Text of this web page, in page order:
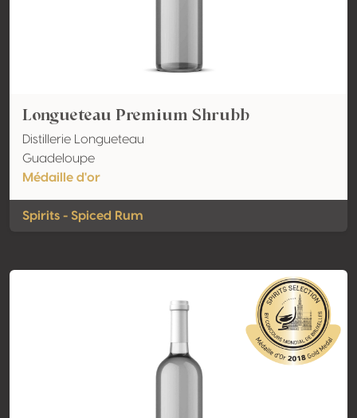
Longueteau Premium Shrubb
Distillerie Longueteau
Guadeloupe
Médaille d'or
Spirits - Spiced Rum